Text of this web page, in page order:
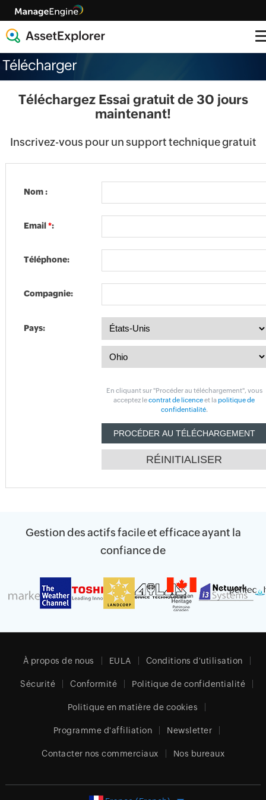
Télécharger
Téléchargez Essai gratuit de 30 jours
maintenant!
Inscrivez-vous pour un support technique gratuit
Nom :
Email *:
Téléphone:
Compagnie:
Pays:
En cliquant sur "Procéder au téléchargement", vous
acceptez lecontrat de licenceet lapolitique de
confidentialité.
Gestion des actifs facile et efficace ayant la
confiance de
À propos de nous EULA Conditions d'utilisation
Sécurité Conformité Politique de confidentialité
Politique en matière de cookies
Programme d'affiliation Newsletter
Contacter nos commerciaux Nos bureaux